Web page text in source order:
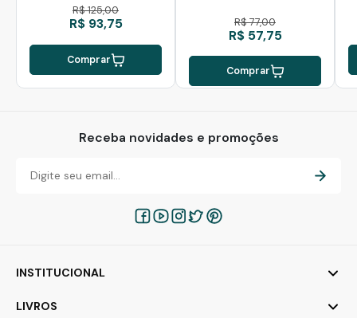
R$ 125,00
R$ 93,75
Comprar
R$ 77,00
R$ 57,75
Comprar
Receba novidades e promoções
INSTITUCIONAL
LIVROS